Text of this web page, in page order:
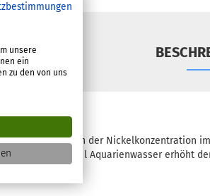
Anheben der Nickelkonzentration
1 ml/100 l Aquarienwasser erhöht
unsere
ein
zu den von uns